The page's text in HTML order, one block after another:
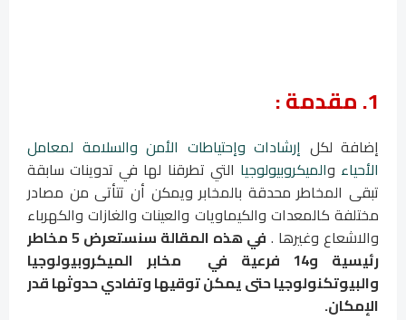
1. مقدمة :
إضافة لكل إرشادات وإحتياطات الأمن والسلامة لمعامل
الأحياء والميكروبيولوجيا التي تطرقنا لها في تدوينات سابقة
تبقى المخاطر محدقة بالمخابر ويمكن أن تتأتى من مصادر
مختلفة كالمعدات والكيماويات والعينات والغازات والكهرباء
والاشعاع وغيرها .
في هذه المقالة سنستعرض 5 مخاطر
رئيسية و14 فرعية في مخابر الميكروبيولوجيا
والبيوتكنولوجيا حتى يمكن توقيها وتفادي حدوثها قدر
الإمكان.